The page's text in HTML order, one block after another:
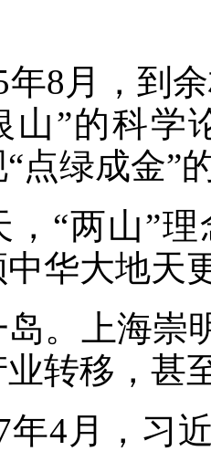
月，到余
山”的科学
点绿成金”
两山”理
华大地天
上海崇明
转移，甚
月，习近